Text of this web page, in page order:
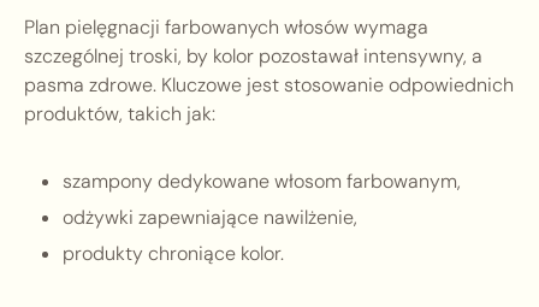
Plan pielęgnacji farbowanych włosów wymaga
szczególnej troski, by kolor pozostawał intensywny, a
pasma zdrowe. Kluczowe jest stosowanie odpowiednich
produktów, takich jak:
szampony dedykowane włosom farbowanym,
odżywki zapewniające nawilżenie,
produkty chroniące kolor.